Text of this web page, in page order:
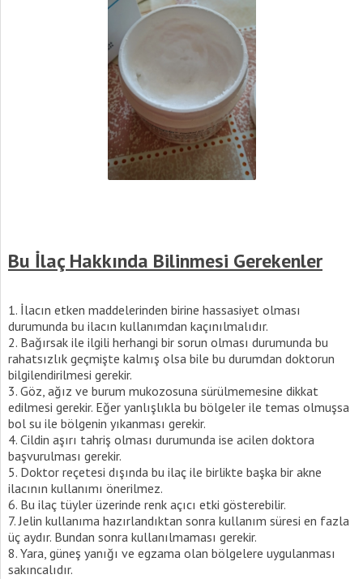
Bu İlaç Hakkında Bilinmesi Gerekenler
İlacın etken maddelerinden birine hassasiyet olması
durumunda bu ilacın kullanımdan kaçınılmalıdır.
Bağırsak ile ilgili herhangi bir sorun olması durumunda bu
rahatsızlık geçmişte kalmış olsa bile bu durumdan doktorun
bilgilendirilmesi gerekir.
Göz, ağız ve burum mukozosuna sürülmemesine dikkat
edilmesi gerekir. Eğer yanlışlıkla bu bölgeler ile temas olmuşsa
bol su ile bölgenin yıkanması gerekir.
Cildin aşırı tahriş olması durumunda ise acilen doktora
başvurulması gerekir.
Doktor reçetesi dışında bu ilaç ile birlikte başka bir akne
ilacının kullanımı önerilmez.
Bu ilaç tüyler üzerinde renk açıcı etki gösterebilir.
Jelin kullanıma hazırlandıktan sonra kullanım süresi en fazla
üç aydır. Bundan sonra kullanılmaması gerekir.
Yara, güneş yanığı ve egzama olan bölgelere uygulanması
sakıncalıdır.